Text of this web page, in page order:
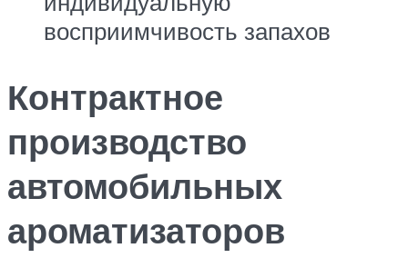
восприимчивость запахов
Контрактное
производство
автомобильных
ароматизаторов